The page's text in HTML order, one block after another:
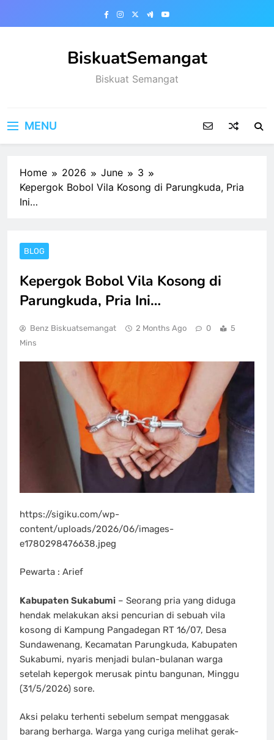
BiskuatSemangat
Biskuat Semangat
MENU
Home 2026 June
3
Kepergok Bobol Vila Kosong di Parungkuda, Pria
Ini…
BLOG
Kepergok Bobol Vila Kosong di
Parungkuda, Pria Ini…
Benz Biskuatsemangat 2 Months Ago 0
5
Mins
https://sigiku.com/wp-
content/uploads/2026/06/images-
e1780298476638.jpeg
Pewarta : Arief
Kabupaten Sukabumi – Seorang pria yang diduga
hendak melakukan aksi pencurian di sebuah vila
kosong di Kampung Pangadegan RT 16/07, Desa
Sundawenang, Kecamatan Parungkuda, Kabupaten
Sukabumi, nyaris menjadi bulan-bulanan warga
setelah kepergok merusak pintu bangunan, Minggu
(31/5/2026) sore.
Aksi pelaku terhenti sebelum sempat menggasak
barang berharga. Warga yang curiga melihat gerak-